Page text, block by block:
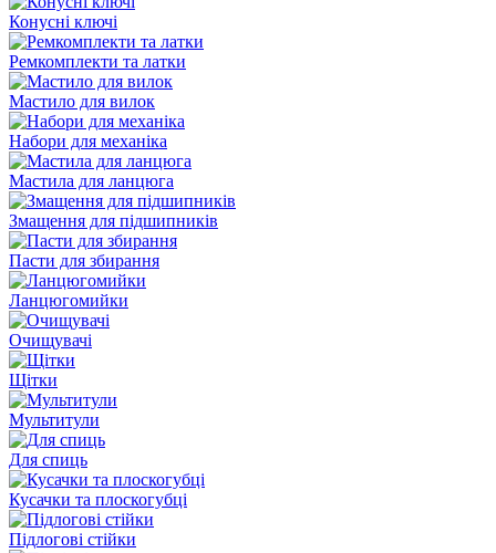
Конусні ключі
Ремкомплекти та латки
Мастило для вилок
Набори для механіка
Мастила для ланцюга
Змащення для підшипників
Пасти для збирання
Ланцюгомийки
Очищувачі
Щітки
Мультитули
Для спиць
Кусачки та плоскогубці
Підлогові стійки